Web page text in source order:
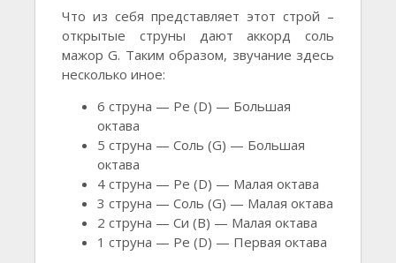
Что из себя представляет этот строй –
открытые струны дают аккорд соль
мажор G. Таким образом, звучание здесь
несколько иное:
6 струна — Ре (D) — Большая
октава
5 струна — Соль (G) — Большая
октава
4 струна — Ре (D) — Малая октава
3 струна — Соль (G) — Малая октава
2 струна — Си (B) — Малая октава
1 струна — Ре (D) — Первая октава